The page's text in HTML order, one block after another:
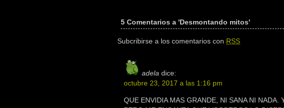
5 Comentarios a 'Desmontando mitos'
Subcribirse a los comentarios con RSS
adela dice:
octubre 23, 2017 a las 1:16 pm
QUE ENVIDIA MAS GRANDE, NI SANA NI NADA.